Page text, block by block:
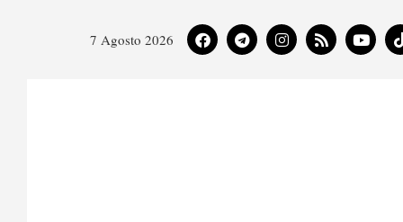
7 Agosto 2026